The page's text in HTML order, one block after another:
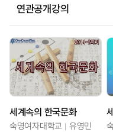
연관공개강의
세계속의 한국문화
숙명여자대학교 유영민